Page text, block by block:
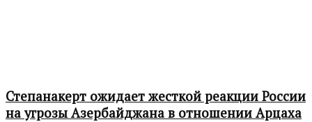
Степанакерт ожидает жесткой реакции России
на угрозы Азербайджана в отношении Арцаха